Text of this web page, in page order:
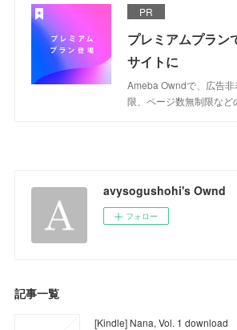
PR
プレミアムプラン
サイトに
Ameba Owndで、広告
限、ページ数無制限など
avysogushohi's Ownd
フォロー
記事一覧
[Kindle] Nana, Vol. 1 download